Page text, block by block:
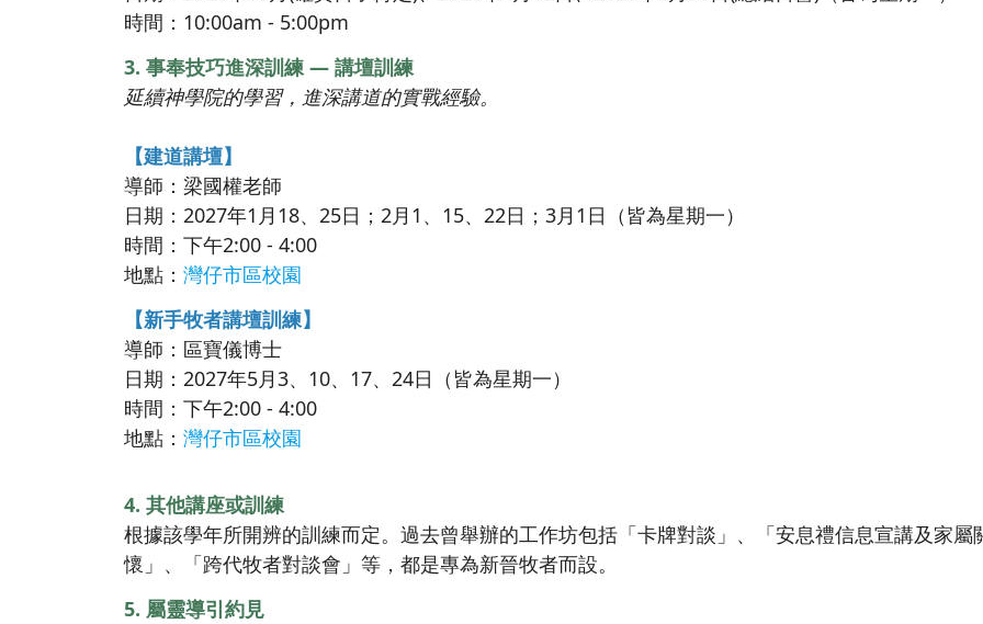
時間：10:00am - 5:00pm
3. 事奉技巧進深訓練 — 講壇訓練
延續神學院的學習，進深講道的實戰經驗。
【建道講壇】
導師：梁國權老師
日期：2027年1月18、25日；2月1、15、22日；3月1日（皆為星期一）
時間：下午2:00 - 4:00
地點：灣仔市區校園
【新手牧者講壇訓練】
導師：區寶儀博士
日期：2027年5月3、10、17、24日（皆為星期一）
時間：下午2:00 - 4:00
地點：灣仔市區校園
4. 其他講座或訓練
根據該學年所開辨的訓練而定。過去曾舉辦的工作坊包括「卡牌對談」、「安息禮信息宣講及家屬
懷」、「跨代牧者對談會」等，都是專為新晉牧者而設。
5. 屬靈導引約見